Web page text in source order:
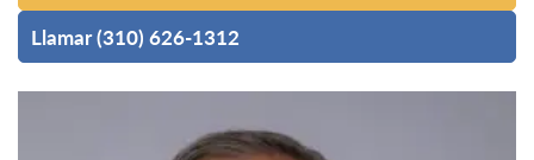
Llamar (310) 626-1312